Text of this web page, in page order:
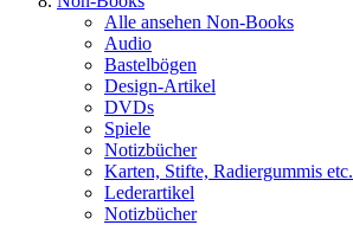
Alle ansehen Non-Books
Audio
Bastelbögen
Design-Artikel
DVDs
Spiele
Notizbücher
Karten, Stifte, Radiergummis etc.
Lederartikel
Notizbücher